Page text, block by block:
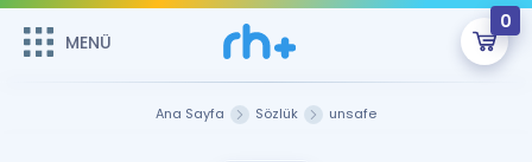
MENÜ
0
MENÜ
Ana Sayfa Sözlük unsafe